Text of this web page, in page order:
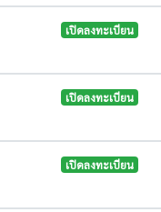
เปิดลงทะเบียน
เปิดลงทะเบียน
เปิดลงทะเบียน